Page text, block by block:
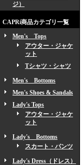
ジ）
CAPRi商品カテゴリ一覧
Men's Tops
アウター・ジャケ
ット
Tシャツ・シャツ
Men's Bottoms
Men's Shoes & Sandals
Lady's Tops
アウター・ジャケ
ット
Lady's Bottoms
スカート・パンツ
Lady's Dress（ドレス）